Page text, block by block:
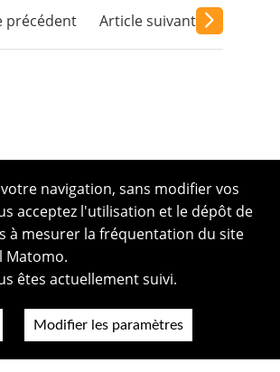
précédent Article suivant
navigation, sans modifier vos
acceptez l'utilisation et le dépôt de
à mesurer la fréquentation du site
Matomo.
êtes actuellement suivi.
Modifier les paramètres